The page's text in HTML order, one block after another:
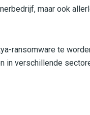
maar ook
ransomware te
in verschillende